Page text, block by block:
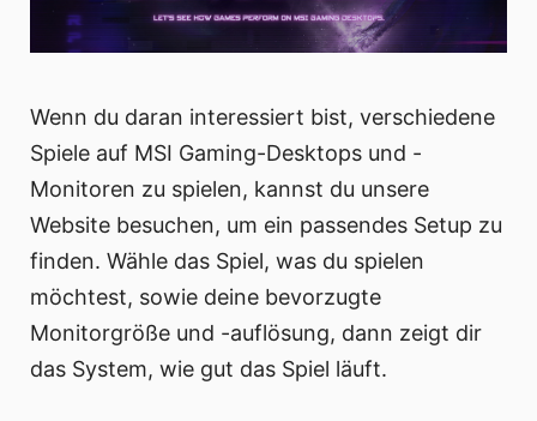
Wenn du daran interessiert bist, verschiedene
Spiele auf MSI Gaming-Desktops und -
Monitoren zu spielen, kannst du unsere
Website besuchen, um ein passendes Setup zu
finden. Wähle das Spiel, was du spielen
möchtest, sowie deine bevorzugte
Monitorgröße und -auflösung, dann zeigt dir
das System, wie gut das Spiel läuft.